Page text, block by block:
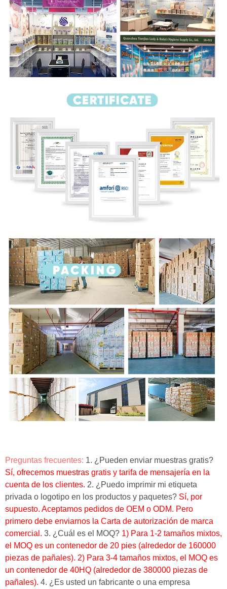
Preguntas frecuentes: 1. ¿Pueden enviar muestras gratis?
Sí, ofrecemos muestras gratis y tarifa de mensajería en la
cuenta de los clientes. 2. ¿Puedo imprimir mi etiqueta
privada o logotipo en los productos y paquetes? Sí, por
supuesto. Aceptamos pedidos de OEM o ODM. Pero
primero debe enviarnos la Carta de autorización de marca
comercial. 3. ¿Cuál es el MOQ? 1) Para 1-2 tamaños mixtos,
el MOQ es un contenedor de 20 pies (alrededor de 160000
piezas de pañales). 2) Para 3-4 tamaños mixtos, el MOQ es
un contenedor de 40HQ (alrededor de 380000 piezas de
pañales). 4. ¿Es usted un fabricante o una empresa